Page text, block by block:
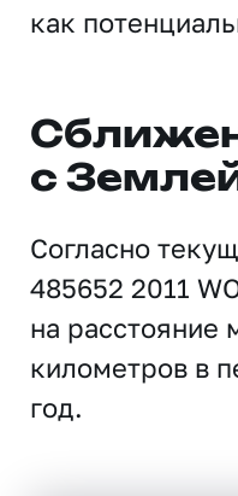
как
с
Согласно
485652 2011
на расстояние
километров в
год.